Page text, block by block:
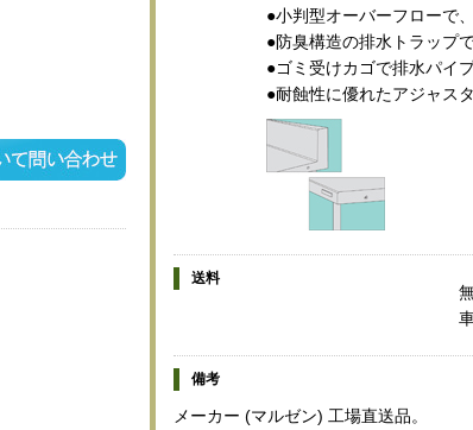
●小判型オーバーフローで
●防臭構造の排水トラップで
●ゴミ受けカゴで排水パイ
●耐蝕性に優れたアジャスタ
送料
備考
メーカー (マルゼン) 工場直送品。